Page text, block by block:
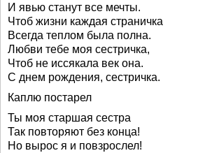
И явью станут все мечты.
Чтоб жизни каждая страничка
Всегда теплом была полна.
Любви тебе моя сестричка,
Чтоб не иссякала век она.
С днем рождения, сестричка.
Каплю постарел
Ты моя старшая сестра
Так повторяют без конца!
Но вырос я и повзрослел!